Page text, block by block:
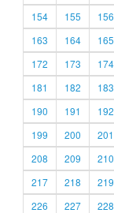
154
155 156
163
164 165
172
173 174
181
182 183
190
191 192
199
200 201
208
209 210
217
218 219
226
227 228